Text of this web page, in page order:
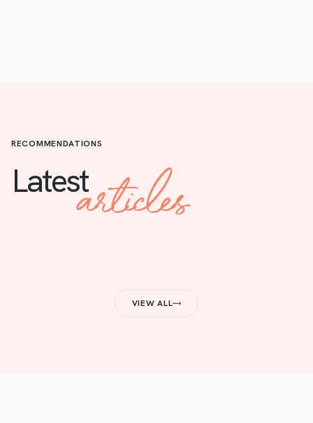
RECOMMENDATIONS
Latestarticles
VIEW ALL